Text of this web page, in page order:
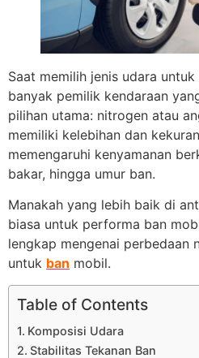
Saat memilih jenis udara
banyak pemilik kendaraan
pilihan utama: nitrogen atau
memiliki kelebihan dan
memengaruhi kenyamanan
bakar, hingga umur ban.
Manakah yang lebih baik di
biasa untuk performa ban
lengkap mengenai perbedaan
untuk ban mobil.
Table of Contents
Komposisi Udara
Stabilitas Tekanan Ban